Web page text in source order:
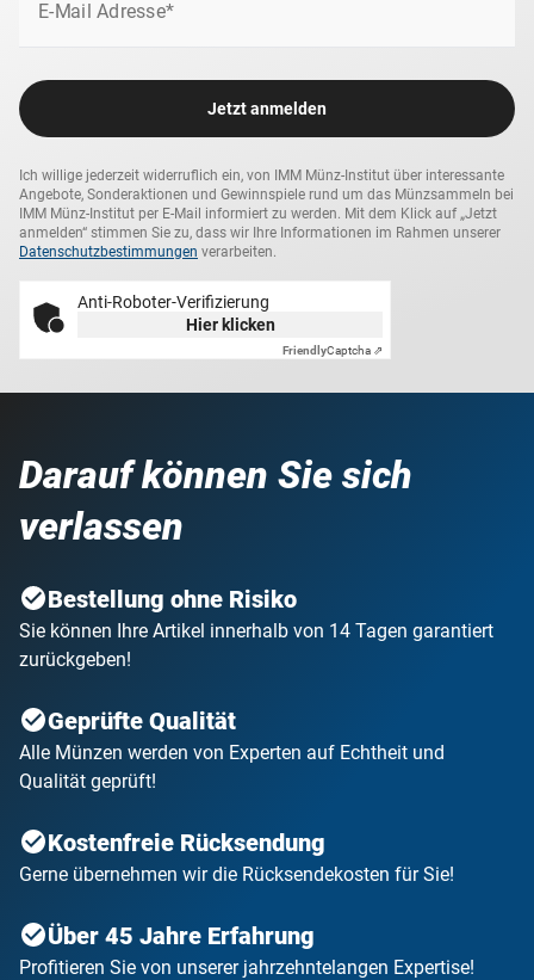
E-Mail Adresse*
Jetzt anmelden
Ich willige jederzeit widerruflich ein, von IMM Münz-Institut über interessante
Angebote, Sonderaktionen und Gewinnspiele rund um das Münzsammeln bei
IMM Münz-Institut per E-Mail informiert zu werden. Mit dem Klick auf „Jetzt
anmelden“ stimmen Sie zu, dass wir Ihre Informationen im Rahmen unserer
Datenschutzbestimmungen verarbeiten.
Anti-Roboter-Verifizierung
Hier klicken
FriendlyCaptcha ⇗
Darauf können Sie sich
verlassen
Bestellung ohne Risiko
Sie können Ihre Artikel innerhalb von 14 Tagen garantiert
zurückgeben!
Geprüfte Qualität
Alle Münzen werden von Experten auf Echtheit und
Qualität geprüft!
Kostenfreie Rücksendung
Gerne übernehmen wir die Rücksendekosten für Sie!
Über 45 Jahre Erfahrung
Profitieren Sie von unserer jahrzehntelangen Expertise!